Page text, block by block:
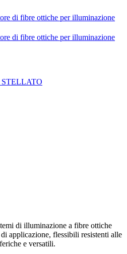
di illuminazione a fibre ottiche
applicazione, flessibili resistenti alle
e versatili.